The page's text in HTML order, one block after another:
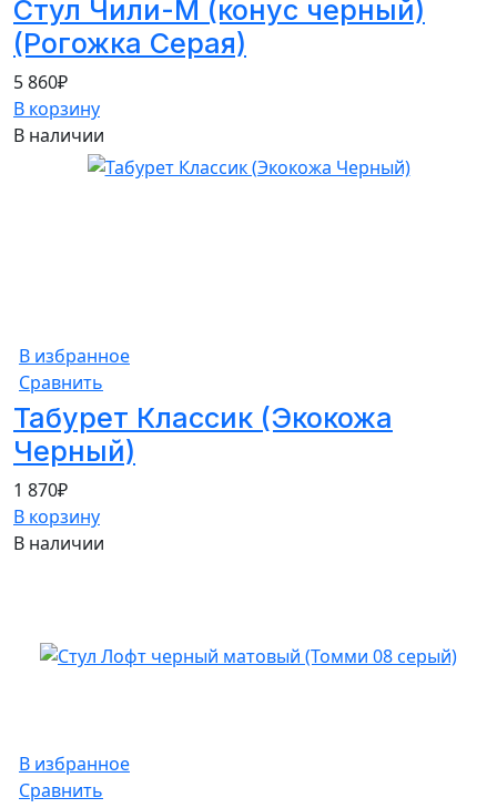
Стул Чили-М (конус черный)
(Рогожка Серая)
5 860₽
В корзину
В наличии
В избранное
Сравнить
Табурет Классик (Экокожа
Черный)
1 870₽
В корзину
В наличии
В избранное
Сравнить